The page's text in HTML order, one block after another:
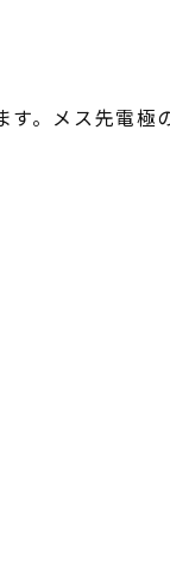
。メス先電極